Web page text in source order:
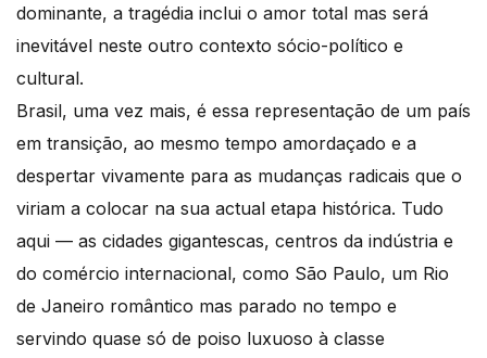
dominante, a tragédia inclui o amor total mas será
inevitável neste outro contexto sócio-político e
cultural.
Brasil, uma vez mais, é essa representação de um país
em transição, ao mesmo tempo amordaçado e a
despertar vivamente para as mudanças radicais que o
viriam a colocar na sua actual etapa histórica. Tudo
aqui — as cidades gigantescas, centros da indústria e
do comércio internacional, como São Paulo, um Rio
de Janeiro romântico mas parado no tempo e
servindo quase só de poiso luxuoso à classe